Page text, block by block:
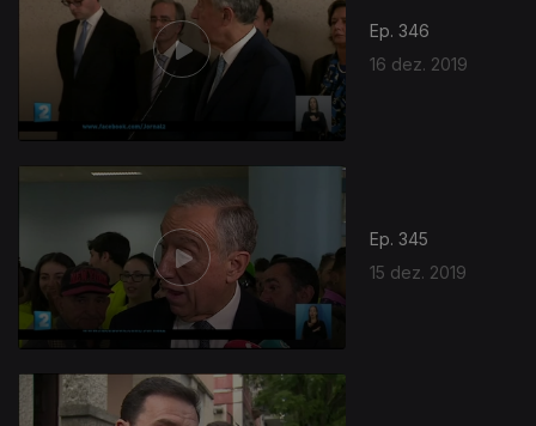
Ep. 346
16 dez. 2019
Ep. 345
15 dez. 2019